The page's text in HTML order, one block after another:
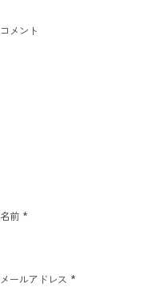
コメント
名前 *
メールアドレス *